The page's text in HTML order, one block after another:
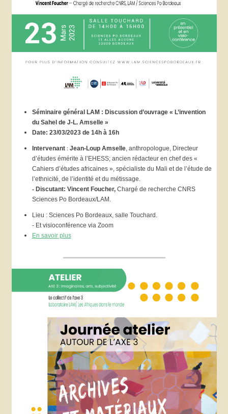
Séminaire général LAM : Discussion d’ouvrage « L’invention
du Sahel de J-L. Amselle »
Date: 23/03/2023 de 14h à 16h
Intervenant: Jean-Loup Amselle, anthropologue, Directeur
d’études émérite à l’EHESS; ancien rédacteur en chef des «
Cahiers d’études africaines », spécialiste du Mali et de l’étude de
l’ethnicité, de l’identité et du métissage.
- Discutant: Vincent Foucher, Chargé de recherche CNRS
Sciences Po Bordeaux/LAM.
Lieu : Sciences Po Bordeaux, salle Touchard.
- Et visioconférence via Zoom
En savoir plus